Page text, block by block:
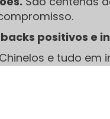
positivos e
e tudo em